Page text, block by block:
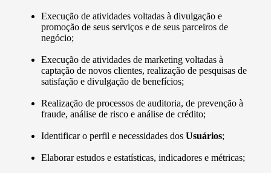
Execução de atividades voltadas à divulgação e
promoção de seus serviços e de seus parceiros de
negócio;
Execução de atividades de marketing voltadas à
captação de novos clientes, realização de pesquisas de
satisfação e divulgação de benefícios;
Realização de processos de auditoria, de prevenção à
fraude, análise de risco e análise de crédito;
Identificar o perfil e necessidades dos Usuários;
Elaborar estudos e estatísticas, indicadores e métricas;